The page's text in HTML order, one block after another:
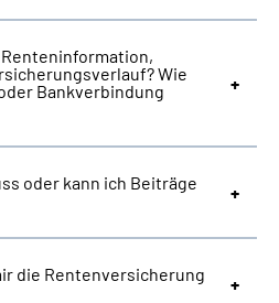
Wie
Bankverbindung
oder kann ich Beiträge
die Rentenversicherung